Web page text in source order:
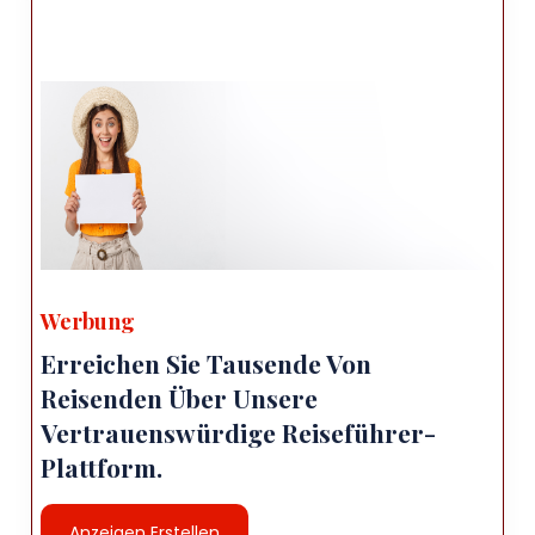
Cendere-Brücke: Die Cendere-Brücke liegt in
der Nähe der Stadt Kahta eine antike
römische Brücke, die den Bach Cendere
überspannt. Bestaunen Sie die
beeindruckende technische und historische
Bedeutung davon gut erhaltene Struktur.
köstliche Küche. beeinflusst von türkischen
nicht Gelegenheit, lokale Spezialitäten wie
„Adıyaman Kebabı“ zu probieren (gegrilltes
Fleischgericht), „Keme mantısı“ (eine Art
Knödel) und „Fıstıklı“. Baklava“ (mit Pistazien
bekannt Pistazien, probieren Sie also
Werbung
Erreichen Sie Tausende Von
Reisenden Über Unsere
Vertrauenswürdige Reiseführer-
Plattform.